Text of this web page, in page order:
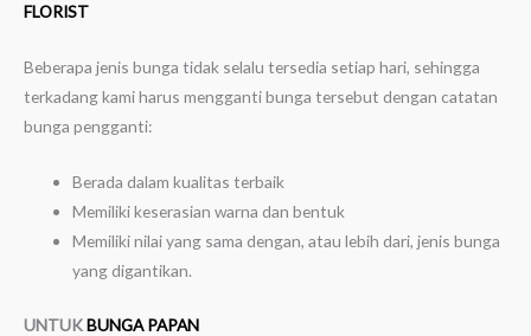
FLORIST
Beberapa jenis bunga tidak selalu tersedia setiap hari, sehingga
terkadang kami harus mengganti bunga tersebut dengan catatan
bunga pengganti:
Berada dalam kualitas terbaik
Memiliki keserasian warna dan bentuk
Memiliki nilai yang sama dengan, atau lebih dari, jenis bunga
yang digantikan.
UNTUKBUNGA PAPAN